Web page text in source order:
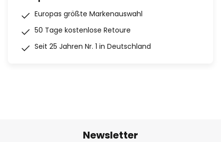
Europas größte Markenauswahl
50 Tage kostenlose Retoure
Seit 25 Jahren Nr. 1 in Deutschland
Newsletter